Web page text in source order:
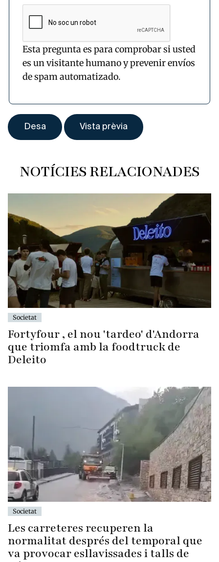
Esta pregunta es para comprobar si usted
es un visitante humano y prevenir envíos
de spam automatizado.
NOTÍCIES RELACIONADES
Societat
Fortyfour , el nou 'tardeo' d'Andorra
que triomfa amb la foodtruck de
Deleito
Societat
Les carreteres recuperen la
normalitat després del temporal que
va provocar esllavissades i talls de